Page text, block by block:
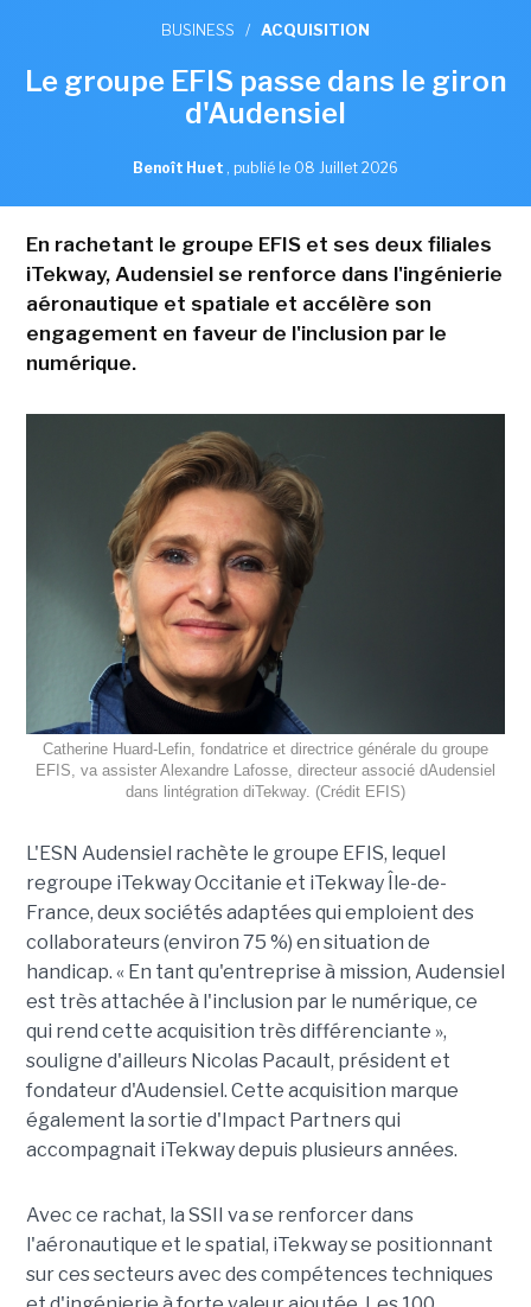
BUSINESS / ACQUISITION
Le groupe EFIS passe dans le giron
d'Audensiel
Benoît Huet , publié le 08 Juillet 2026
En rachetant le groupe EFIS et ses deux filiales
iTekway, Audensiel se renforce dans l'ingénierie
aéronautique et spatiale et accélère son
engagement en faveur de l'inclusion par le
numérique.
Catherine Huard-Lefin, fondatrice et directrice générale du groupe
EFIS, va assister Alexandre Lafosse, directeur associé dAudensiel
dans lintégration diTekway. (Crédit EFIS)
L'ESN Audensiel rachète le groupe EFIS, lequel
regroupe iTekway Occitanie et iTekway Île-de-
France, deux sociétés adaptées qui emploient des
collaborateurs (environ 75 %) en situation de
handicap. « En tant qu'entreprise à mission, Audensiel
est très attachée à l'inclusion par le numérique, ce
qui rend cette acquisition très différenciante »,
souligne d'ailleurs Nicolas Pacault, président et
fondateur d'Audensiel. Cette acquisition marque
également la sortie d'Impact Partners qui
accompagnait iTekway depuis plusieurs années.
Avec ce rachat, la SSII va se renforcer dans
l'aéronautique et le spatial, iTekway se positionnant
sur ces secteurs avec des compétences techniques